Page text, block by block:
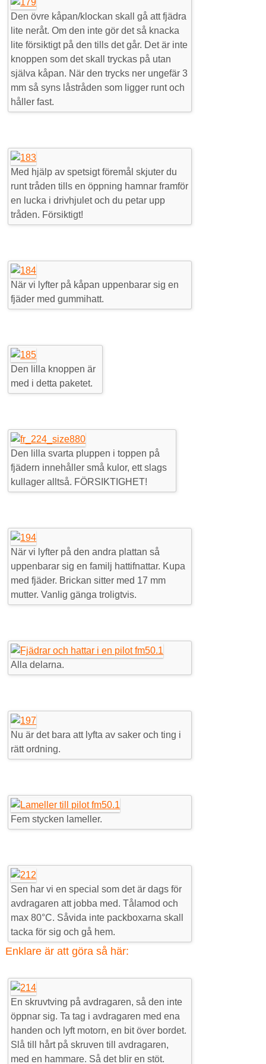
Bing 15
Framgaffel
Färger
NV 117 B
NV 118
NV 1117 (Crescent)
NV 1118 (Crescent)
Framhjulet
Handtagen
Kåporna
Göra egna kåpor
Pedalerna
Sadeln
Styret
BING tekniska datablad
Vad står siffrorna för?
Spännrullens plats för kilremsdrift
Motorn
Cylinder
Kolven
Pysen
Luftfiltret
Elektricitet
Ljusomkopplaren
Kondensatorn
Stefa Brytare
Ingen gnista på stiftet
Tips
Vi sätter ihop en 31cc Autopedmotor
Vi sätter ihop en 31cc Typ 01 – Ej klar!
Viktkompensera en 31cc – går det?
Original
Stilbilder
Specialbyggen
Besök
Reklam och liknande
Elopeden
Liten – en unik 54a
Monarpeden
NV5
Kontakta autopeden.se
Den övre kåpan/klockan skall gå att fjädra
lite neråt. Om den inte gör det så knacka
lite försiktigt på den tills det går. Det är inte
knoppen som det skall tryckas på utan
själva kåpan. När den trycks ner ungefär 3
mm så syns låstråden som ligger runt och
håller fast.
Med hjälp av spetsigt föremål skjuter du
runt tråden tills en öppning hamnar framför
en lucka i drivhjulet och du petar upp
tråden. Försiktigt!
När vi lyfter på kåpan uppenbarar sig en
fjäder med gummihatt.
Den lilla knoppen är
med i detta paketet.
Den lilla svarta pluppen i toppen på
fjädern innehåller små kulor, ett slags
kullager alltså. FÖRSIKTIGHET!
När vi lyfter på den andra plattan så
uppenbarar sig en familj hattifnattar. Kupa
med fjäder. Brickan sitter med 17 mm
mutter. Vanlig gänga troligtvis.
Alla delarna.
Nu är det bara att lyfta av saker och ting i
rätt ordning.
Fem stycken lameller.
Sen har vi en special som det är dags för
avdragaren att jobba med. Tålamod och
max 80°C. Såvida inte packboxarna skall
tacka för sig och gå hem.
Enklare är att göra så här:
En skruvtving på avdragaren, så den inte
öppnar sig. Ta tag i avdragaren med ena
handen och lyft motorn, en bit över bordet.
Slå till hårt på skruven till avdragaren,
med en hammare. Så det blir en stöt.